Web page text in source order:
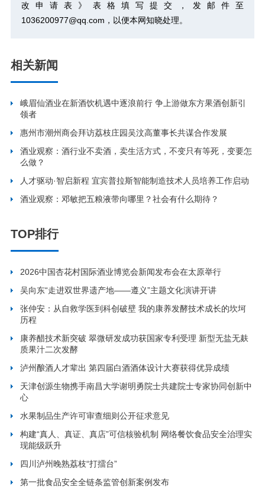
改申请表》 表格填写提交，发邮件至
1036200977@qq.com，以便本网知晓处理。
相关新闻
峨眉仙酒业在新酒饮机遇中逐浪前行 争上游做东方果酒创新引
领者
惠州市潮州商会拜访荔枝庄园吴汶高董事长共谋合作发展
酒业观察：酒行业不卖酒，卖生活方式，不变只有等死，变要怎
么做？
人才驱动·智启新程 宜宾普拉斯智能制造技术人员培养工作启动
酒业观察：邓敏把五粮液带向哪里？社会有什么期待？
TOP排行
2026中国杏花村国际酒业博览会新闻发布会在太原举行
吴向东“走进双世界遗产地——遵义”主题文化演讲开讲
张仲安：从自救学医到科创破壁 我的康养发酵技术成长的坎坷
历程
康养醋技术新突破 翠微研发成功获国家专利受理 新型无盐无麸
质果汁二次发酵
泸州酿酒人才辈出 第四届白酒酒体设计大赛获得优异成绩
天津创源生物携手南昌大学谢明勇院士共建院士专家协同创新中
心
水果制品生产许可审查细则公开征求意见
构建“真人、真证、真店”可信核验机制 网络餐饮食品安全治理实
现能级跃升
四川泸州晚熟荔枝“打擂台”
第一批食品安全全链条监管创新案例发布